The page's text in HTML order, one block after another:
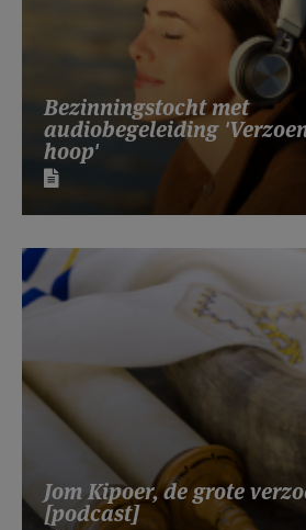
Bezinningstocht met
audiobegeleiding
hoop'
Jom Kipoer, de grote
[podcast]